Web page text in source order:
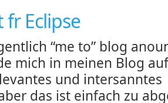
Eclipse
“me to” blog
mich in meinen Blog auf
und intersanntes
das ist einfach zu